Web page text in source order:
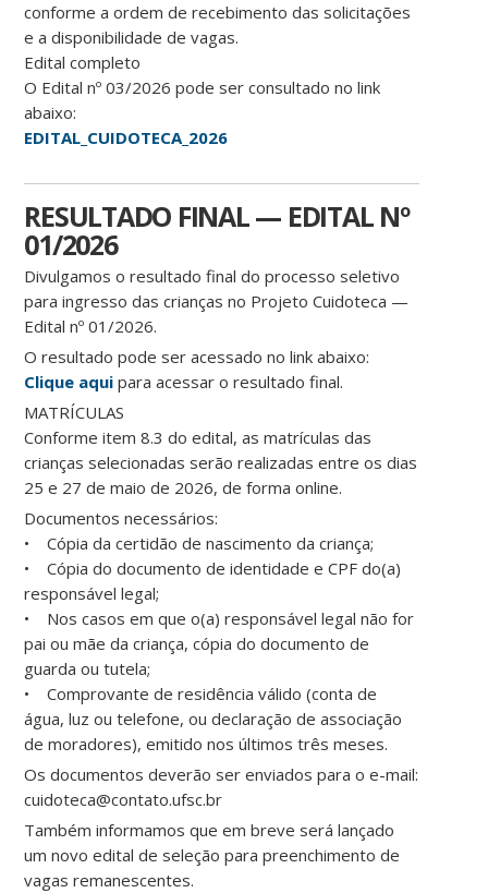
conforme a ordem de recebimento das solicitações
e a disponibilidade de vagas.
Edital completo
O Edital nº 03/2026 pode ser consultado no link
abaixo:
EDITAL_CUIDOTECA_2026
RESULTADO FINAL — EDITAL Nº
01/2026
Divulgamos o resultado final do processo seletivo
para ingresso das crianças no Projeto Cuidoteca —
Edital nº 01/2026.
O resultado pode ser acessado no link abaixo:
Clique aqui para acessar o resultado final.
MATRÍCULAS
Conforme item 8.3 do edital, as matrículas das
crianças selecionadas serão realizadas entre os dias
25 e 27 de maio de 2026, de forma online.
Documentos necessários:
• Cópia da certidão de nascimento da criança;
• Cópia do documento de identidade e CPF do(a)
responsável legal;
• Nos casos em que o(a) responsável legal não for
pai ou mãe da criança, cópia do documento de
guarda ou tutela;
• Comprovante de residência válido (conta de
água, luz ou telefone, ou declaração de associação
de moradores), emitido nos últimos três meses.
Os documentos deverão ser enviados para o e-mail:
cuidoteca@contato.ufsc.br
Também informamos que em breve será lançado
um novo edital de seleção para preenchimento de
vagas remanescentes.